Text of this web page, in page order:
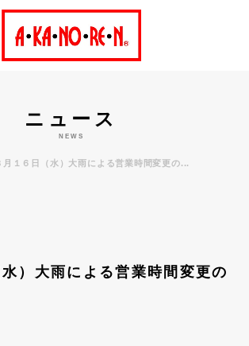
ニュース
NEWS
月１６日（水）大雨による営業時間変更の...
）大雨による営業時間変更の